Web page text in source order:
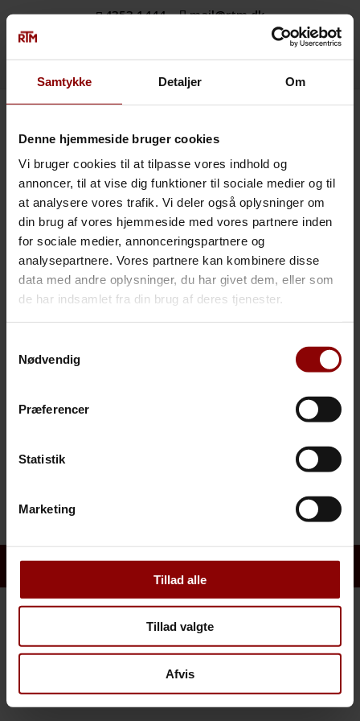
Samtykke Detaljer Om
Denne hjemmeside bruger cookies
Vi bruger cookies til at tilpasse vores indhold og
annoncer, til at vise dig funktioner til sociale medier og til
at analysere vores trafik. Vi deler også oplysninger om
din brug af vores hjemmeside med vores partnere inden
for sociale medier, annonceringspartnere og
analysepartnere. Vores partnere kan kombinere disse
data med andre oplysninger, du har givet dem, eller som
de har indsamlet fra din brug af deres tjenester.
Nødvendig
Præferencer
Statistik
Marketing
Tillad alle
Tillad valgte
Afvis
4353 1444 mail@rtm.dk
Vores vision
RTMs ambitiøse vision er, at det drejer sig om at tage
ansvarlige beslutninger til kundens fordel. Vi har en
målsætning om at gøre tingene en smule bedre end
konkurrenterne.
Det er vores mål at beskytte virksomheder,
organisationer og mennesker, så de altid kan opnå
deres fulde potentiale. Samtidig ønsker vi at kunne
forudse alle potentielle skader og risici. Og vi tilstræber,
at vores kunder aldrig bliver mærket af en skade. Vi vil
størst mulig tilfredshed hos vores kunder.
For ansvarlige beslutninger